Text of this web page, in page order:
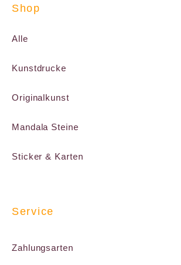
Shop
Alle
Kunstdrucke
Originalkunst
Mandala Steine
Sticker & Karten
Service
Zahlungsarten